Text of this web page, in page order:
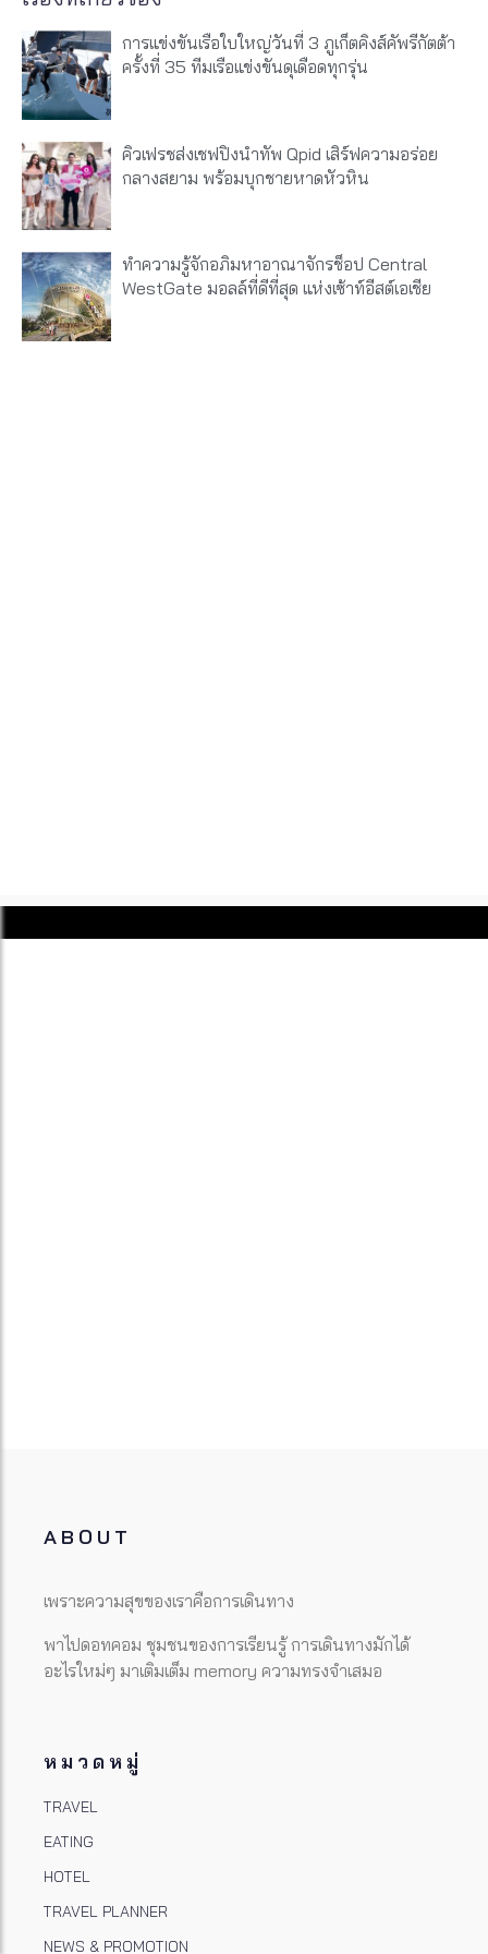
การแข่งขันเรือใบใหญ่วันที่ 3 ภูเก็ตคิงส์คัพรีกัตต้า
ครั้งที่ 35 ทีมเรือแข่งขันดุเดือดทุกรุ่น
คิวเฟรชส่งเชฟปิงนำทัพ Qpid เสิร์ฟความอร่อย
กลางสยาม พร้อมบุกชายหาดหัวหิน
ทำความรู้จักอภิมหาอาณาจักรช็อป Central
WestGate มอลล์ที่ดีที่สุด แห่งเซ้าท์อีสต์เอเชีย
ABOUT
เพราะความสุขของเราคือการเดินทาง
พาไปดอทคอม ชุมชนของการเรียนรู้ การเดินทางมักได้
อะไรใหม่ๆ มาเติมเต็ม memory ความทรงจำเสมอ
หมวดหมู่
TRAVEL
EATING
HOTEL
TRAVEL PLANNER
NEWS & PROMOTION